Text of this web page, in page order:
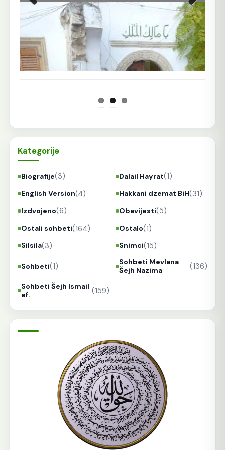
Prethodna Sljedeća
Kategorije
Biografije(3) Dalail Hayrat(1)
English Version(4) Hakkani dzemat BiH(31)
Izdvojeno(6) Obavijesti(5)
Ostali sohbeti(164) Ostalo(1)
Silsila(3) Snimci(15)
Sohbeti(1)
Sohbeti Mevlana
Šejh Nazima
(136)
Sohbeti Šejh Ismail
ef.
(159)